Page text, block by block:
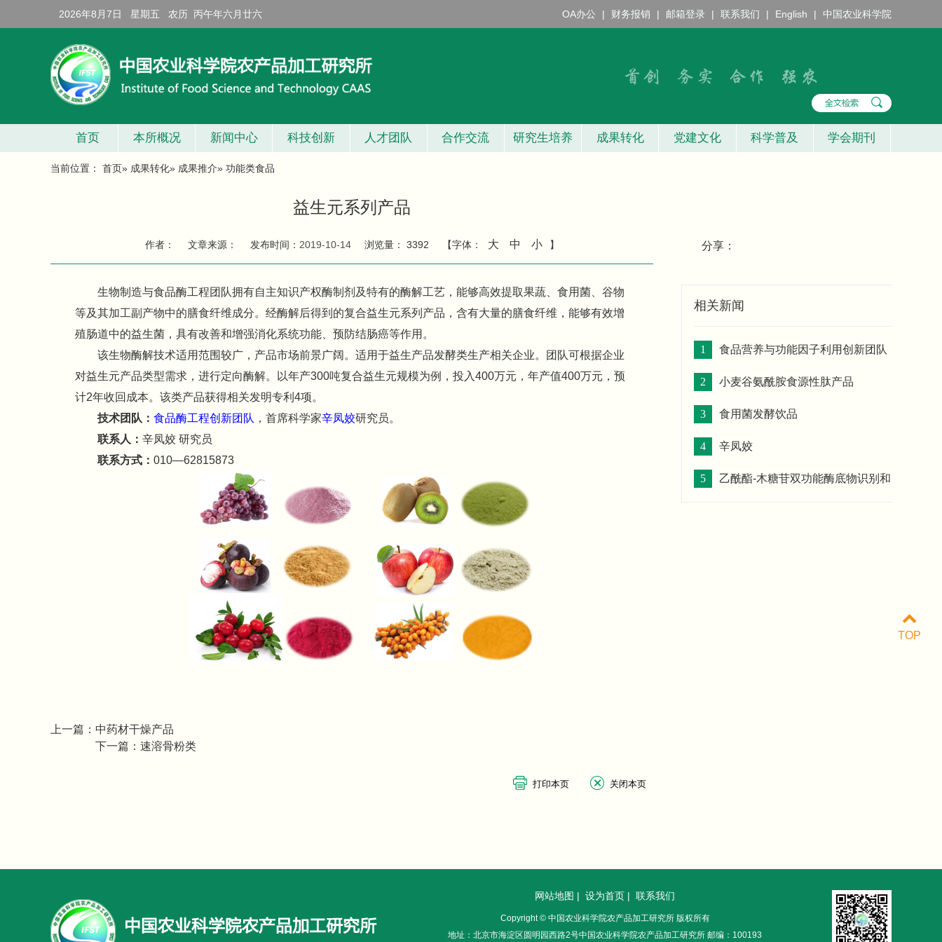
OA办公 | 财务报销 | 邮箱登录 | 联系我们 | English | 中国农业科学院
2026年8月7日 星期五 农历 丙午年六月廿六
首页 本所概况 新闻中心 科技创新 人才团队 合作交流 研究生培养 成果转化 党建文化 科学普及 学会期刊
当前位置： 首页» 成果转化» 成果推介» 功能类食品
益生元系列产品
作者： 文章来源： 发布时间： 2019-10-14 浏览量： 3392 【字体： 大 中 小 】
生物制造与食品酶工程团队拥有自主知识产权酶制剂及特有的酶解工艺，能够高效提取果蔬、食用菌、谷物
等及其加工副产物中的膳食纤维成分。经酶解后得到的复合益生元系列产品，含有大量的膳食纤维，能够有效增
殖肠道中的益生菌，具有改善和增强消化系统功能、预防结肠癌等作用。
该生物酶解技术适用范围较广，产品市场前景广阔。适用于益生产品发酵类生产相关企业。团队可根据企业
对益生元产品类型需求，进行定向酶解。以年产300吨复合益生元规模为例，投入400万元，年产值400万元，预
计2年收回成本。该类产品获得相关发明专利4项。
技术团队： 食品酶工程创新团队 ，首席科学家辛凤姣研究员。
联系人： 辛凤姣 研究员
联系方式： 010—62815873
上一篇： 中药材干燥产品
下一篇： 速溶骨粉类
分享：
相关新闻
1
食品营养与功能因子利用创新团队
发表植物蛋白降胆固醇作用机制新成果
2 小麦谷氨酰胺食源性肽产品
3 食用菌发酵饮品
4 辛凤姣
5
乙酰酯-木糖苷双功能酶底物识别和
网站地图 | 设为首页 | 联系我们
Copyright © 中国农业科学院农产品加工研究所 版权所有
地址：北京市海淀区圆明园西路2号中国农业科学院农产品加工研究所 邮编：100193
TOP